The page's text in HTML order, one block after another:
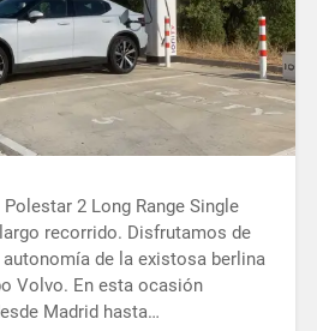
2 Long Range Single
recorrido. Disfrutamos de
de la existosa berlina
Volvo. En esta ocasión
Madrid hasta…